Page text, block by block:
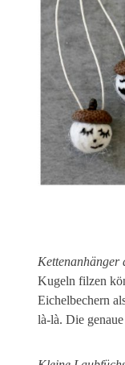
Kettenanhänger
Kugeln filzen
Eichelbechern
là-là. Die